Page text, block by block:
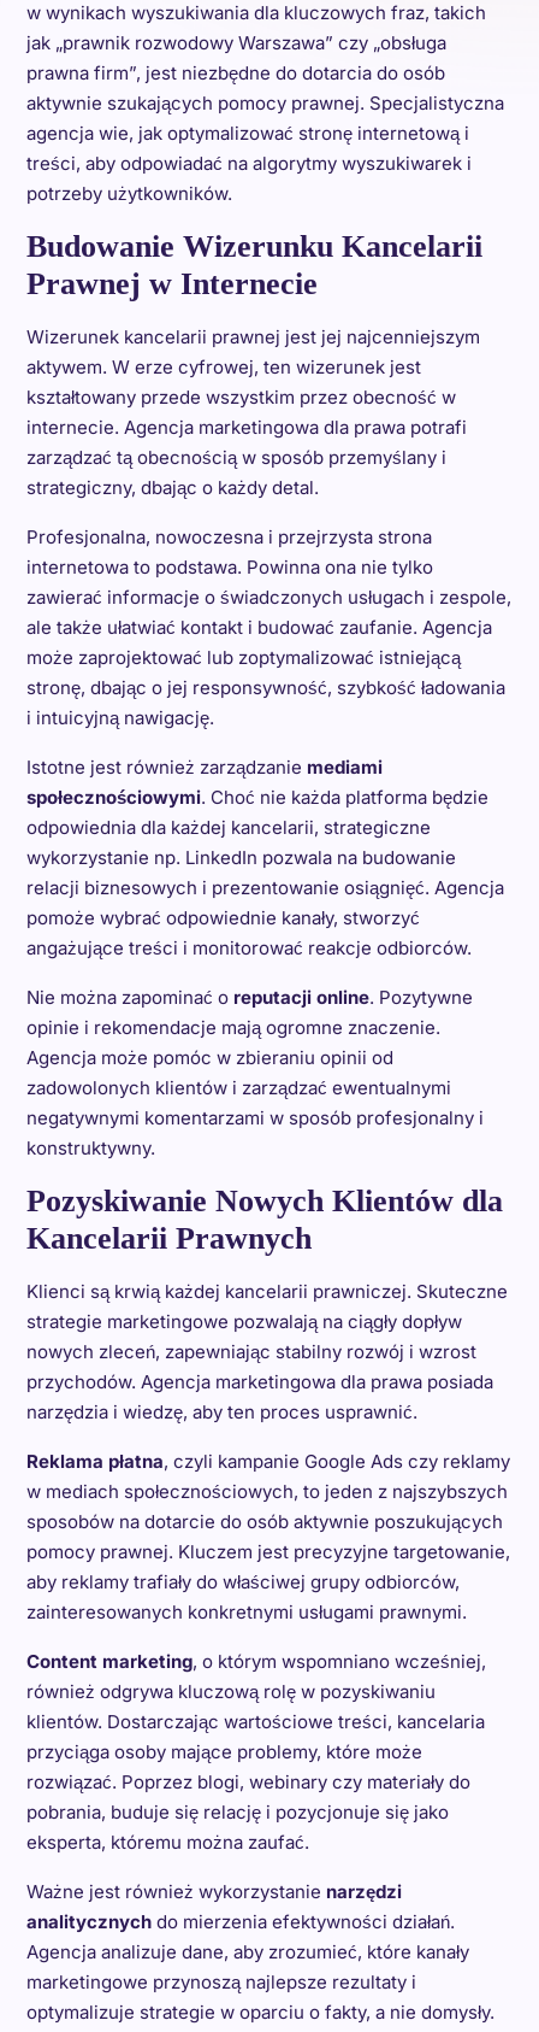
w wynikach wyszukiwania dla kluczowych fraz, takich
jak „prawnik rozwodowy Warszawa” czy „obsługa
prawna firm”, jest niezbędne do dotarcia do osób
aktywnie szukających pomocy prawnej. Specjalistyczna
agencja wie, jak optymalizować stronę internetową i
treści, aby odpowiadać na algorytmy wyszukiwarek i
potrzeby użytkowników.
Budowanie Wizerunku Kancelarii
Prawnej w Internecie
Wizerunek kancelarii prawnej jest jej najcenniejszym
aktywem. W erze cyfrowej, ten wizerunek jest
kształtowany przede wszystkim przez obecność w
internecie. Agencja marketingowa dla prawa potrafi
zarządzać tą obecnością w sposób przemyślany i
strategiczny, dbając o każdy detal.
Profesjonalna, nowoczesna i przejrzysta strona
internetowa to podstawa. Powinna ona nie tylko
zawierać informacje o świadczonych usługach i zespole,
ale także ułatwiać kontakt i budować zaufanie. Agencja
może zaprojektować lub zoptymalizować istniejącą
stronę, dbając o jej responsywność, szybkość ładowania
i intuicyjną nawigację.
Istotne jest również zarządzanie mediami
społecznościowymi. Choć nie każda platforma będzie
odpowiednia dla każdej kancelarii, strategiczne
wykorzystanie np. LinkedIn pozwala na budowanie
relacji biznesowych i prezentowanie osiągnięć. Agencja
pomoże wybrać odpowiednie kanały, stworzyć
angażujące treści i monitorować reakcje odbiorców.
Nie można zapominać o reputacji online. Pozytywne
opinie i rekomendacje mają ogromne znaczenie.
Agencja może pomóc w zbieraniu opinii od
zadowolonych klientów i zarządzać ewentualnymi
negatywnymi komentarzami w sposób profesjonalny i
konstruktywny.
Pozyskiwanie Nowych Klientów dla
Kancelarii Prawnych
Klienci są krwią każdej kancelarii prawniczej. Skuteczne
strategie marketingowe pozwalają na ciągły dopływ
nowych zleceń, zapewniając stabilny rozwój i wzrost
przychodów. Agencja marketingowa dla prawa posiada
narzędzia i wiedzę, aby ten proces usprawnić.
Reklama płatna, czyli kampanie Google Ads czy reklamy
w mediach społecznościowych, to jeden z najszybszych
sposobów na dotarcie do osób aktywnie poszukujących
pomocy prawnej. Kluczem jest precyzyjne targetowanie,
aby reklamy trafiały do właściwej grupy odbiorców,
zainteresowanych konkretnymi usługami prawnymi.
Content marketing, o którym wspomniano wcześniej,
również odgrywa kluczową rolę w pozyskiwaniu
klientów. Dostarczając wartościowe treści, kancelaria
przyciąga osoby mające problemy, które może
rozwiązać. Poprzez blogi, webinary czy materiały do
pobrania, buduje się relację i pozycjonuje się jako
eksperta, któremu można zaufać.
Ważne jest również wykorzystanie narzędzi
analitycznychdo mierzenia efektywności działań.
Agencja analizuje dane, aby zrozumieć, które kanały
marketingowe przynoszą najlepsze rezultaty i
optymalizuje strategie w oparciu o fakty, a nie domysły.